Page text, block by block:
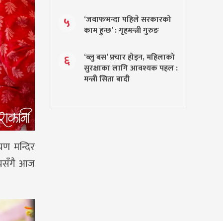
मन्दिर
आज
५
‘जवाफभन्दा पहिले सरकारको
काम हुन्छ’ : गृहमन्त्री गुरुङ
६
‘ब्लु बस’ प्रचार होइन, महिलाको
सुरक्षाका लागि आवश्यक पहल :
मन्त्री सिता बादी